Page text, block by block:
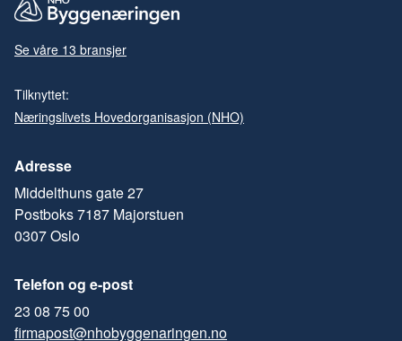
Se våre 13 bransjer
Tilknyttet:
Næringslivets Hovedorganisasjon (NHO)
Adresse
Middelthuns gate 27
Postboks 7187 Majorstuen
0307 Oslo
Telefon og e-post
23 08 75 00
firmapost@nhobyggenaringen.no